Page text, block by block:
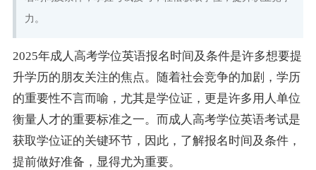
力。
2025年成人高考学位英语报名时间及条件是许多想要提
升学历的朋友关注的焦点。随着社会竞争的加剧，学历
的重要性不言而喻，尤其是学位证，更是许多用人单位
衡量人才的重要标准之一。而成人高考学位英语考试是
获取学位证的关键环节，因此，了解报名时间及条件，
提前做好准备，显得尤为重要。